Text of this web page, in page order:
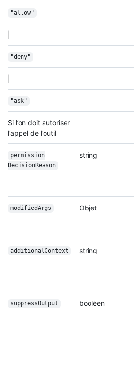
"allow"
"deny"
"ask"
Si l’on doit autoriser
l’appel de l’outil
permission
DecisionReason
string
modifiedArgs Objet
additionalContext string
suppressOutput booléen